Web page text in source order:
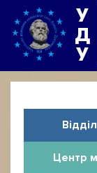
У
Д
У
Центр